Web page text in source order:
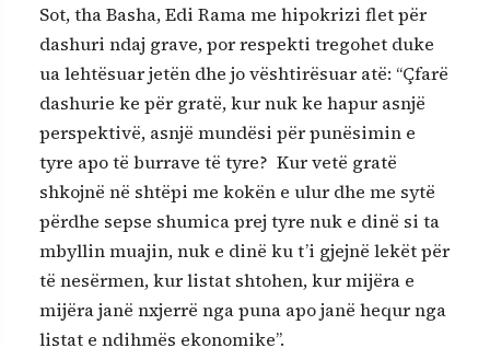
Sot, tha Basha, Edi Rama me hipokrizi flet për
dashuri ndaj grave, por respekti tregohet duke
ua lehtësuar jetën dhe jo vështirësuar atë: “Çfarë
dashurie ke për gratë, kur nuk ke hapur asnjë
perspektivë, asnjë mundësi për punësimin e
tyre apo të burrave të tyre? Kur vetë gratë
shkojnë në shtëpi me kokën e ulur dhe me sytë
përdhe sepse shumica prej tyre nuk e dinë si ta
mbyllin muajin, nuk e dinë ku t’i gjejnë lekët për
të nesërmen, kur listat shtohen, kur mijëra e
mijëra janë nxjerrë nga puna apo janë hequr nga
listat e ndihmës ekonomike”.